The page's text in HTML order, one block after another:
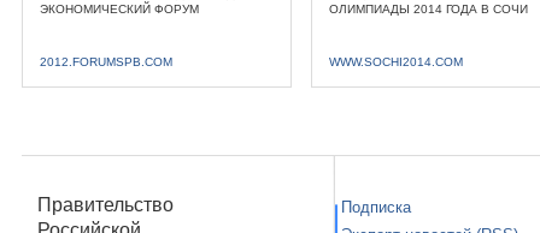
ЭКОНОМИЧЕСКИЙ ФОРУМ
2012.FORUMSPB.COM
ОЛИМПИАДЫ 2014 ГОДА В СОЧИ
WWW.SOCHI2014.COM
Правительство
Подписка